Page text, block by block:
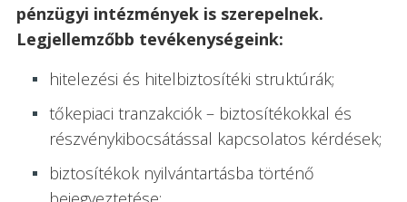
pénzügyi intézmények is szerepelnek.
Legjellemzőbb tevékenységeink:
hitelezési és hitelbiztosítéki struktúrák;
tőkepiaci tranzakciók – biztosítékokkal és
részvénykibocsátással kapcsolatos kérdések;
biztosítékok nyilvántartásba történő